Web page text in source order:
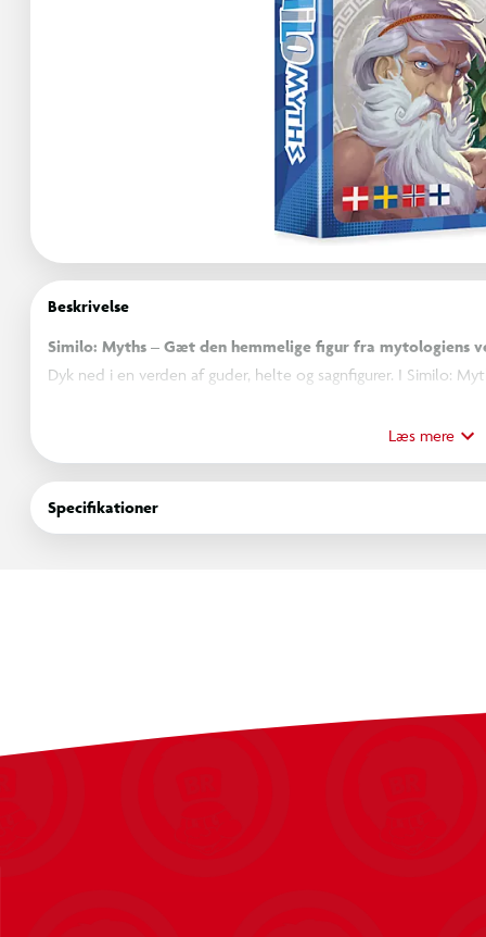
Beskrivelse
Similo: Myths – Gæt den hemmelige figur fra mytologiens
Dyk ned i en verden af guder, helte og sagnfigurer. I Similo:
Hvem skjuler sig – Medusa eller Zeus?
Én spiller kender det hemmelige kort og spiller andre
afkode, om kortene ligner målkortet – og hvordan. Handler
Læs mere
Specifikationer